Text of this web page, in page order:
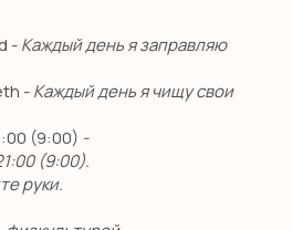
-Каждый день я заправляю
-Каждый день я чищу свои
(9:00) -
(9:00).
руки.
свяжемся с
минут